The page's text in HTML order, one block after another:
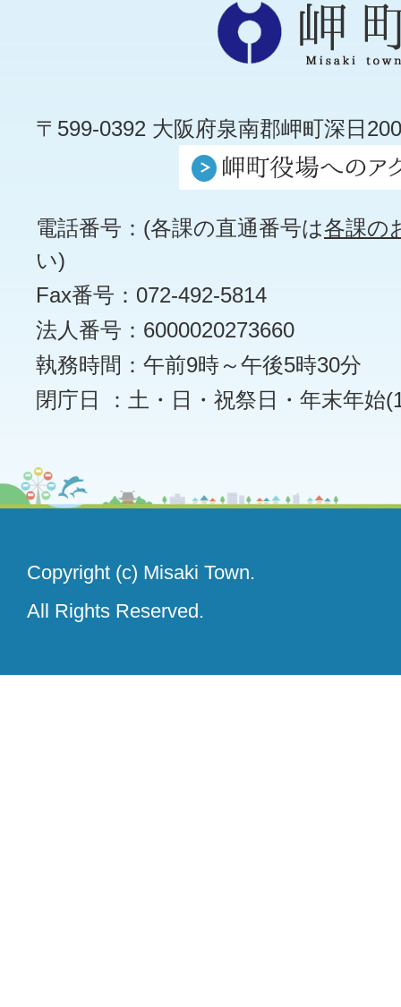
〒599-0392 大阪府泉南郡岬町深日
電話番号：(各課の直通番号は各課の
い)
Fax番号：072-492-5814
法人番号：6000020273660
執務時間：午前9時～午後5時30分
閉庁日 ：土・日・祝祭日・年末年始
Copyright (c) Misaki Town.
All Rights Reserved.